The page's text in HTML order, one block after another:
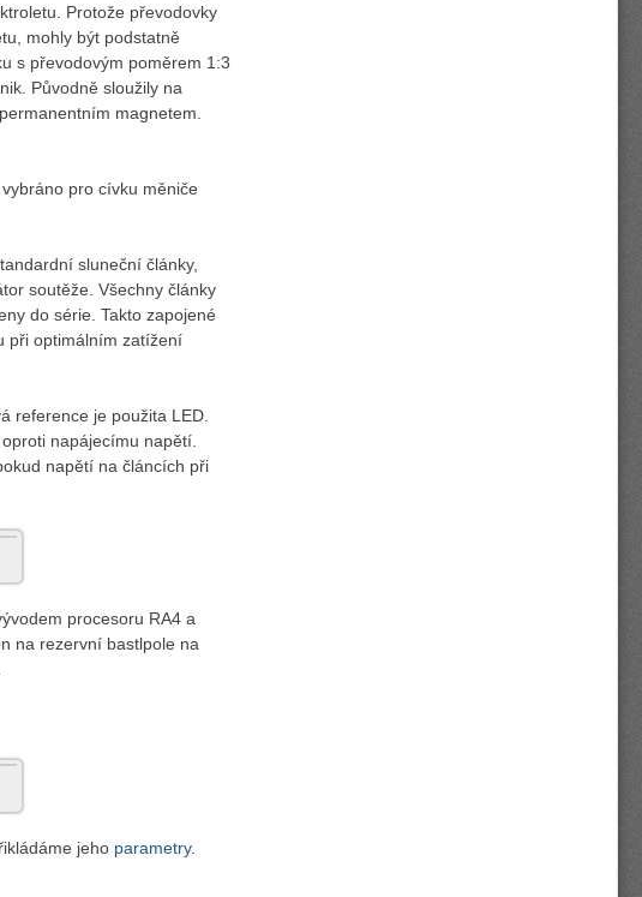
Protože převodovky
mohly být podstatně
s převodovým poměrem 1:3
Původně sloužily na
magnetem.
pro cívku měniče
sluneční články,
soutěže. Všechny články
do série. Takto zapojené
při optimálním zatížení
reference je použita LED.
napájecímu napětí.
napětí na článcích při
procesoru RA4 a
na rezervní bastlpole na
jeho parametry.